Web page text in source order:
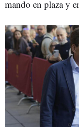
mando en plaza y